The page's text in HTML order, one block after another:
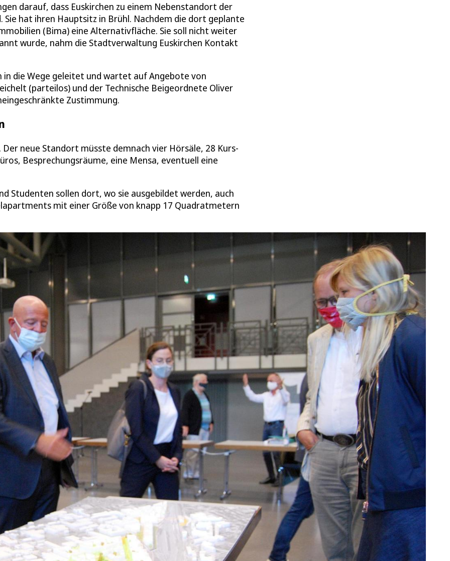
darauf, dass Euskirchen zu einem Nebenstandort der
hat ihren Hauptsitz in Brühl. Nachdem die dort geplante
(Bima) eine Alternativfläche. Sie soll nicht weiter
wurde, nahm die Stadtverwaltung Euskirchen Kontakt
die Wege geleitet und wartet auf Angebote von
(parteilos) und der Technische Beigeordnete Oliver
Zustimmung.
neue Standort müsste demnach vier Hörsäle, 28 Kurs-
Besprechungsräume, eine Mensa, eventuell eine
Studenten sollen dort, wo sie ausgebildet werden, auch
mit einer Größe von knapp 17 Quadratmetern